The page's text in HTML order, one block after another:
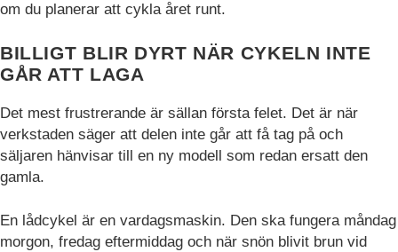
om du planerar att cykla året runt.
BILLIGT BLIR DYRT NÄR CYKELN INTE
GÅR ATT LAGA
Det mest frustrerande är sällan första felet. Det är när
verkstaden säger att delen inte går att få tag på och
säljaren hänvisar till en ny modell som redan ersatt den
gamla.
En lådcykel är en vardagsmaskin. Den ska fungera måndag
morgon, fredag eftermiddag och när snön blivit brun vid